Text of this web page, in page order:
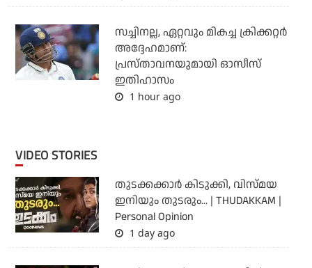
സച്ചിനല്ല, ഏറ്റവും മികച്ച ക്രിക്കറ്റര്‍
അദ്ദേഹമാണ്:
പ്രസ്താവനയുമായി ഓസീസ്
ഇതിഹാസം
1 hour ago
VIDEO STORIES
തുടക്കക്കാര്‍ കിടുക്കി, വിസ്മയ
ഇനിയും തുടരും... | THUDAKKAM |
Personal Opinion
1 day ago